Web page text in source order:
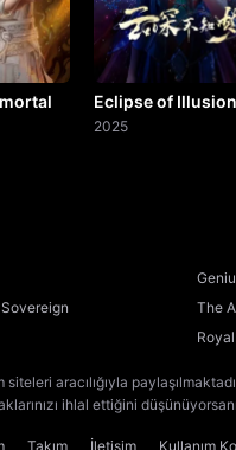
22. Bölüm
23. Bölüm
28.
Eclipse of Illusion
2025
The
aracılığıyla
ihlal ettiğini
Takım İletişim Kullanım